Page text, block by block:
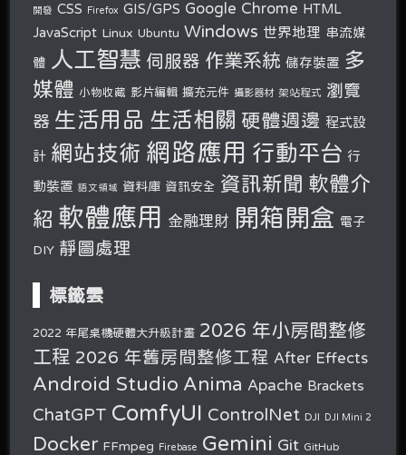
開發 CSS Firefox GIS/GPS Google Chrome HTML
JavaScript Linux Ubuntu Windows 世界地理 串流媒
體 人工智慧 伺服器 作業系統 儲存裝置 多
媒體 小物收藏 影片編輯 擴充元件 攝影器材 架站程式
瀏覽
器 生活用品 生活相關 硬體週邊 程式設
計 網站技術 網路應用 行動平台 行
動裝置 語文領域 資料庫 資訊安全 資訊新聞 軟體介
紹 軟體應用 金融理財 開箱開盒 電子
DIY 靜圖處理
標籤雲
2022 年尾桌機硬體大升級計畫 2026 年小房間整修
工程 2026 年舊房間整修工程 After Effects
Android Studio Anima Apache Brackets
ChatGPT ComfyUI ControlNet DJI DJI Mini 2
Docker FFmpeg Firebase Gemini Git GitHub